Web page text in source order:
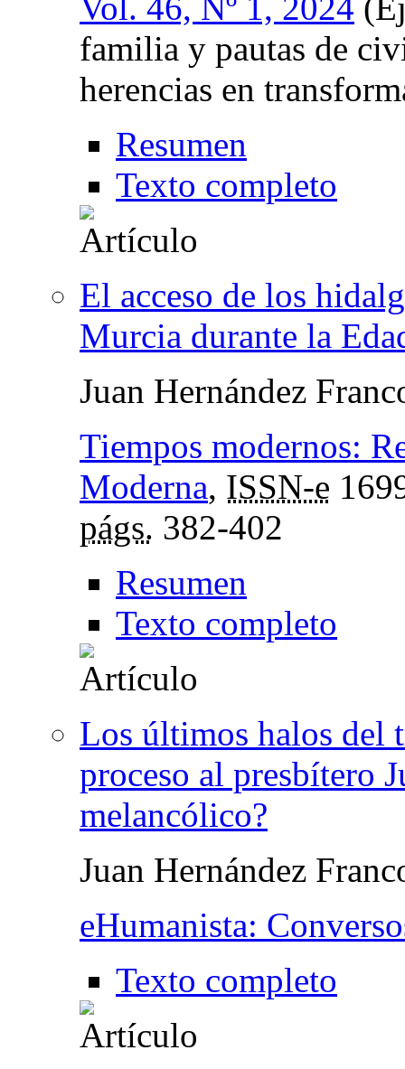
familia y pautas de
herencias en
Resumen
Texto completo
El acceso de los
Murcia durante la
Juan Hernández
Tiempos modernos:
Moderna, ISSN-e
págs. 382-402
Resumen
Texto completo
Los últimos halos del
proceso al presbítero
melancólico?
Juan Hernández
eHumanista:
Texto completo